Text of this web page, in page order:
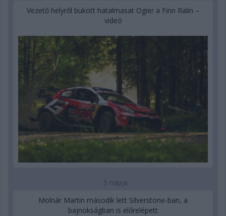
Vezető helyről bukott hatalmasat Ogier a Finn Ralin –
videó
5 napja
Molnár Martin második lett Silverstone-ban, a
bajnokságban is előrelépett